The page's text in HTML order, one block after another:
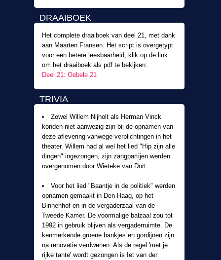
DRAAIBOEK
Het complete draaiboek van deel 21, met dank
aan Maarten Fransen. Het script is overgetypt
voor een betere leesbaarheid, klik op de link
om het draaiboek als pdf te bekijken:
Deel 21: Oebele 21
TRIVIA
Zowel Willem Nijholt als Herman Vinck
konden niet aanwezig zijn bij de opnamen van
deze aflevering vanwege verplichtingen in het
theater. Willem had al wel het lied "Hip zijn alle
dingen" ingezongen, zijn zangpartijen werden
overgenomen door Wieteke van Dort.
Voor het lied "Baantje in de politiek" werden
opnamen gemaakt in Den Haag, op het
Binnenhof en in de vergaderzaal van de
Tweede Kamer. De voormalige balzaal zou tot
1992 in gebruik blijven als vergaderruimte. De
kenmerkende groene bankjes en gordijnen zijn
na renovatie verdwenen. Als de regel 'met je
rijke tante' wordt gezongen is Iet van der